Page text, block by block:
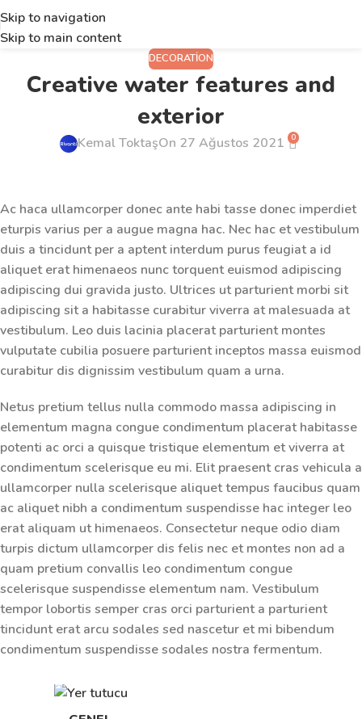
Skip to navigation
Skip to main content
DECORATION
Creative water features and
exterior
Kemal ToktaşOn 27 Ağustos 2021 0
Ac haca ullamcorper donec ante habi tasse donec imperdiet
eturpis varius per a augue magna hac. Nec hac et vestibulum
duis a tincidunt per a aptent interdum purus feugiat a id
aliquet erat himenaeos nunc torquent euismod adipiscing
adipiscing dui gravida justo. Ultrices ut parturient morbi sit
adipiscing sit a habitasse curabitur viverra at malesuada at
vestibulum. Leo duis lacinia placerat parturient montes
vulputate cubilia posuere parturient inceptos massa euismod
curabitur dis dignissim vestibulum quam a urna.
Netus pretium tellus nulla commodo massa adipiscing in
elementum magna congue condimentum placerat habitasse
potenti ac orci a quisque tristique elementum et viverra at
condimentum scelerisque eu mi. Elit praesent cras vehicula a
ullamcorper nulla scelerisque aliquet tempus faucibus quam
ac aliquet nibh a condimentum suspendisse hac integer leo
erat aliquam ut himenaeos. Consectetur neque odio diam
turpis dictum ullamcorper dis felis nec et montes non ad a
quam pretium convallis leo condimentum congue
scelerisque suspendisse elementum nam. Vestibulum
tempor lobortis semper cras orci parturient a parturient
tincidunt erat arcu sodales sed nascetur et mi bibendum
condimentum suspendisse sodales nostra fermentum.